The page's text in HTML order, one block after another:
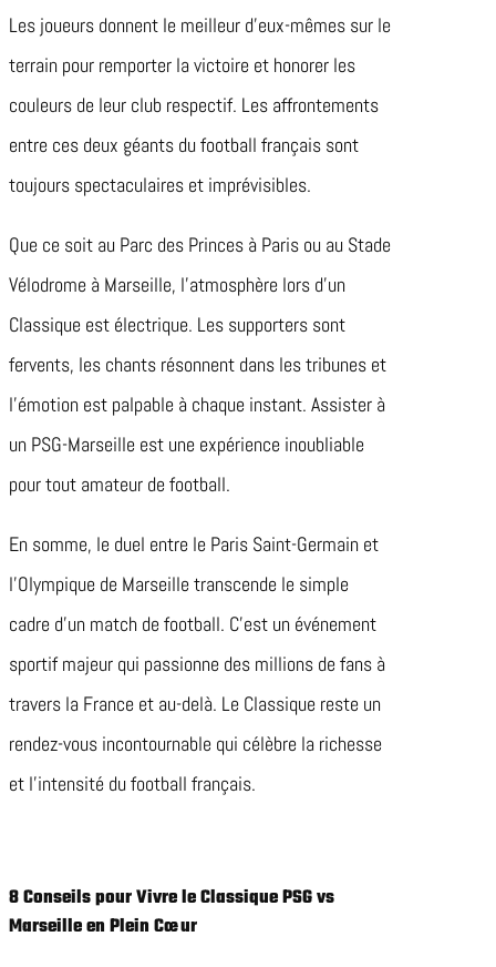
Les joueurs donnent le meilleur d’eux-mêmes sur le
terrain pour remporter la victoire et honorer les
couleurs de leur club respectif. Les affrontements
entre ces deux géants du football français sont
toujours spectaculaires et imprévisibles.
Que ce soit au Parc des Princes à Paris ou au Stade
Vélodrome à Marseille, l’atmosphère lors d’un
Classique est électrique. Les supporters sont
fervents, les chants résonnent dans les tribunes et
l’émotion est palpable à chaque instant. Assister à
un PSG-Marseille est une expérience inoubliable
pour tout amateur de football.
En somme, le duel entre le Paris Saint-Germain et
l’Olympique de Marseille transcende le simple
cadre d’un match de football. C’est un événement
sportif majeur qui passionne des millions de fans à
travers la France et au-delà. Le Classique reste un
rendez-vous incontournable qui célèbre la richesse
et l’intensité du football français.
8 Conseils pour Vivre le Classique PSG vs
Marseille en Plein Cœur